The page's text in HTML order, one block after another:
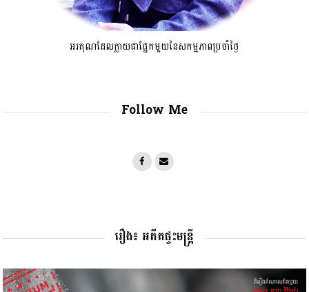
អរគុណដែលក្លាយជាផ្នែកមួយនៃសកម្មភាពប្រចាំថ្ងៃ
Follow Me
រឿង៖ អតីតផ្ទះមន្រ្តី